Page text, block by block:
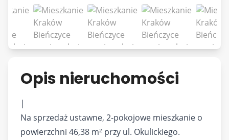
Opis nieruchomości
|
Na sprzedaż ustawne, 2-pokojowe mieszkanie o
powierzchni 46,38 m² przy ul. Okulickiego.